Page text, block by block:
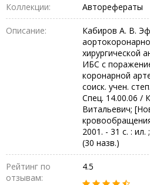
Коллекции: Авторефераты
Описание:
Кабиров А. В.
хирургической
ИБС с
коронарной
соиск. учен.
Спец. 14.00.06 /
Витальевич;
2001. - 31 с. :
(30 назв.)
Рейтинг по
отзывам:
4.5